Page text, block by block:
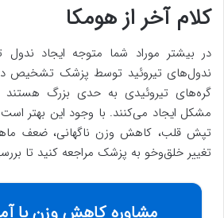
کلام آخر از هومکا
در بیشتر موراد شما متوجه ایجاد ندول
ندول‌های تیروئید توسط پزشک تشخیص
گره‌های تیروئیدی به حدی بزرگ
مشکل ایجاد می‌کنند. با وجود این بهتر
تپش قلب، کاهش وزن ناگهانی، ضعف
تغییر خلق‌وخو به پزشک مراجعه کنید تا